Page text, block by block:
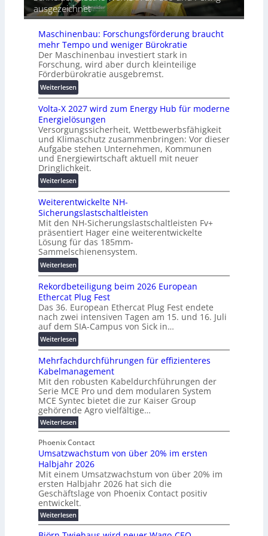
i
i
e
r
u
n
g
s
l
ö
s
u
n
g
e
n
h
e
r
ä
e
s
c
h
u
t
z
u
n
d
d
i
g
i
t
a
l
e
T
r
a
n
s
p
a
r
e
n
z
ausgezeichnet
Maschinenbau: Forschungsförderung braucht
mehr Tempo und weniger Bürokratie
Der Maschinenbau investiert stark in
Forschung, wird aber durch kleinteilige
Förderbürokratie ausgebremst.
Weiterlesen:
M
a
s
c
h
i
n
e
n
b
a
u
:
F
o
r
s
h
u
n
g
s
f
r
d
e
r
u
n
g
b
r
a
u
c
h
t
m
e
Volta-X 2027 wird zum Energy Hub für moderne
Energielösungen
Versorgungssicherheit, Wettbewerbsfähigkeit
und Klimaschutz zusammenbringen: Vor dieser
Aufgabe stehen Unternehmen, Kommunen
und Energiewirtschaft aktuell mit neuer
Dringlichkeit.
Weiterlesen:
V
o
l
t
a
-
X
2
0
2
7
w
i
r
d
z
u
m
E
n
e
r
g
u
b
f
ü
r
m
o
Weiterentwickelte NH-
Sicherungslastschaltleisten
Mit den NH-Sicherungslastschaltleisten Fv+
präsentiert Hager eine weiterentwickelte
Lösung für das 185mm-
Sammelschienensystem.
Weiterlesen:
W
e
i
t
e
r
e
n
t
w
i
c
k
e
l
e
N
H
-
S
i
c
h
e
Rekordbeteiligung beim 2026 European
Ethercat Plug Fest
Das 36. European Ethercat Plug Fest endete
nach zwei intensiven Tagen am 15. und 16. Juli
auf dem SIA-Campus von Sick in…
Weiterlesen:
R
e
k
o
r
d
b
e
e
i
l
i
g
u
n
g
b
Mehrfachdurchführungen für effizienteres
Kabelmanagement
Mit den robusten Kabeldurchführungen der
Serie MCE Pro und dem modularen System
MCE Syntec bietet die zur Kaiser Group
gehörende Agro vielfältige…
Weiterlesen:
M
h
r
f
a
c
h
d
u
r
c
Phoenix Contact
Umsatzwachstum von über 20% im ersten
Halbjahr 2026
Mit einem Umsatzwachstum von über 20% im
ersten Halbjahr 2026 hat sich die
Geschäftslage von Phoenix Contact positiv
entwickelt.
Weiterlesen:
U
m